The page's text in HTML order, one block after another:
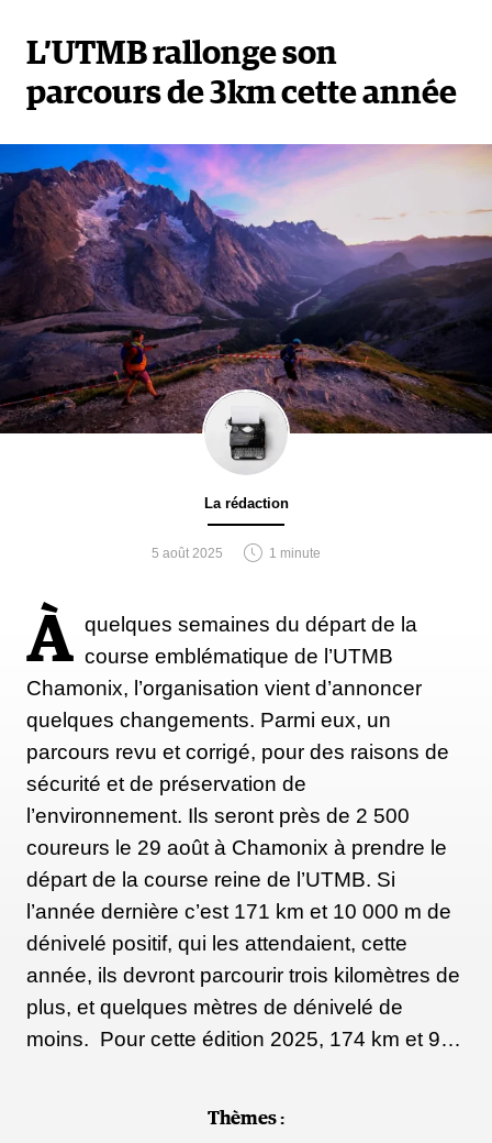
L’UTMB rallonge son
parcours de 3km cette année
La rédaction
5 août 2025 1 minute
À quelques semaines du départ de la
course emblématique de l’UTMB
Chamonix, l’organisation vient d’annoncer
quelques changements. Parmi eux, un
parcours revu et corrigé, pour des raisons de
sécurité et de préservation de
l’environnement. Ils seront près de 2 500
coureurs le 29 août à Chamonix à prendre le
départ de la course reine de l’UTMB. Si
l’année dernière c’est 171 km et 10 000 m de
dénivelé positif, qui les attendaient, cette
année, ils devront parcourir trois kilomètres de
plus, et quelques mètres de dénivelé de
moins. Pour cette édition 2025, 174 km et 9…
Thèmes :